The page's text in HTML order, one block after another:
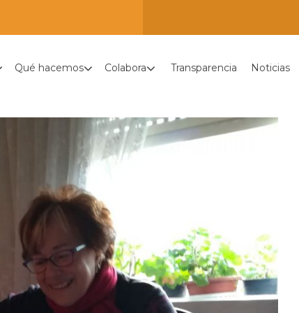
Qué hacemos Colabora Transparencia Noticias